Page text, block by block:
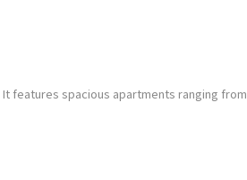
features spacious apartments ranging from